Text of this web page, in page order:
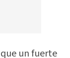
un fuerte